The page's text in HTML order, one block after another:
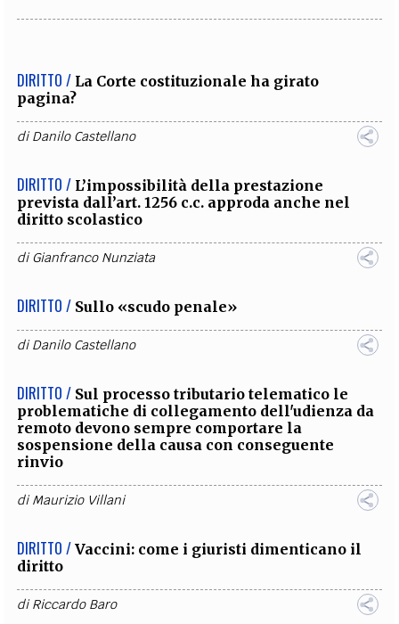
DIRITTO / La Corte costituzionale ha girato
pagina?
diDanilo Castellano
DIRITTO / L’impossibilità della prestazione
prevista dall’art. 1256 c.c. approda anche nel
diritto scolastico
diGianfranco Nunziata
DIRITTO / Sullo «scudo penale»
diDanilo Castellano
DIRITTO / Sul processo tributario telematico le
problematiche di collegamento dell'udienza da
remoto devono sempre comportare la
sospensione della causa con conseguente
rinvio
diMaurizio Villani
DIRITTO / Vaccini: come i giuristi dimenticano il
diritto
diRiccardo Baro